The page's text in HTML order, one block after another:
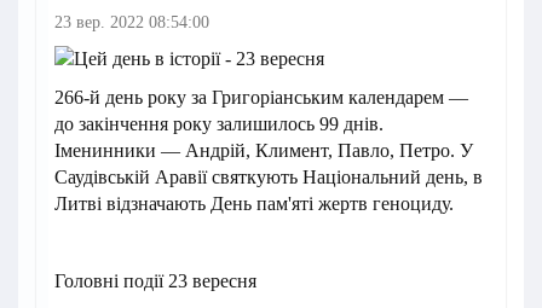
23 вер. 2022 08:54:00
266-й день року за Григоріанським календарем —
до закінчення року залишилось 99 днів.
Іменинники — Андрій, Климент, Павло, Петро. У
Саудівській Аравії святкують Національний день, в
Литві відзначають День пам'яті жертв геноциду.
Головні події 23 вересня